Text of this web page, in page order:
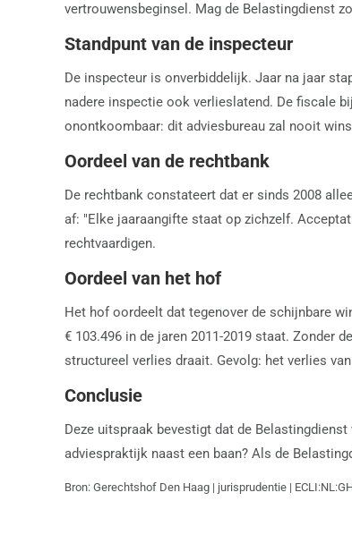
vertrouwensbeginsel. Mag de Belastingdienst
Standpunt van de inspecteur
De inspecteur is onverbiddelijk. Jaar na jaar
nadere inspectie ook verlieslatend. De fiscale
onontkoombaar: dit adviesbureau zal nooit
Oordeel van de rechtbank
De rechtbank constateert dat er sinds 2008
af: "Elke jaaraangifte staat op zichzelf.
rechtvaardigen.
Oordeel van het hof
Het hof oordeelt dat tegenover de schijnbare
€ 103.496 in de jaren 2011-2019 staat. Zonder
structureel verlies draait. Gevolg: het verlies
Conclusie
Deze uitspraak bevestigt dat de
adviespraktijk naast een baan? Als de
Bron: Gerechtshof Den Haag | jurisprudentie |